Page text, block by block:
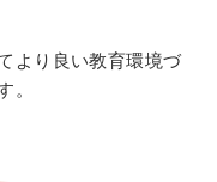
より良い教育環境づ
。